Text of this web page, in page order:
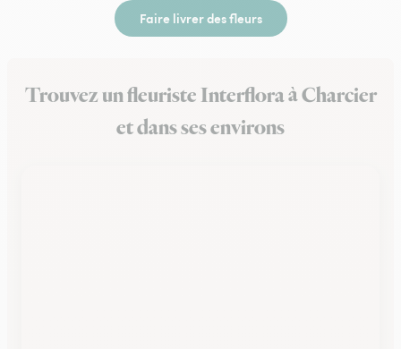
Faire livrer des fleurs
Trouvez un fleuriste Interflora à Charcier
et dans ses environs